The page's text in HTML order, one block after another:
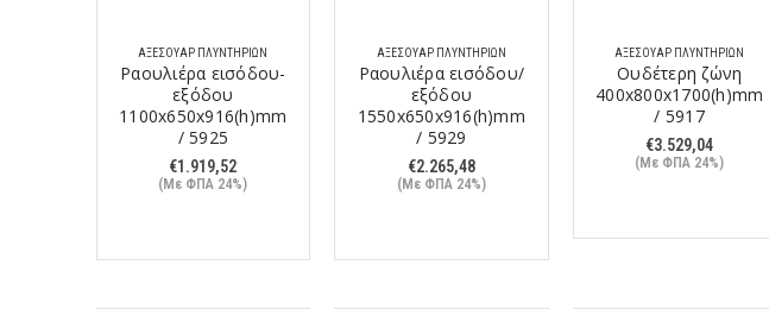
ΑΞΕΣΟΥΆΡ ΠΛΥΝΤΗΡΊΩΝ
Ραουλιέρα εισόδου-
εξόδου
1100x650x916(h)mm
/ 5925
€1.919,52
(Με ΦΠΑ 24%)
ΑΞΕΣΟΥΆΡ ΠΛΥΝΤΗΡΊΩΝ
Ραουλιέρα εισόδου/
εξόδου
1550x650x916(h)mm
/ 5929
€2.265,48
(Με ΦΠΑ 24%)
ΑΞΕΣΟΥΆΡ ΠΛΥΝΤΗΡΊΩΝ
Ουδέτερη ζώνη
400x800x1700(h)mm
/ 5917
€3.529,04
(Με ΦΠΑ 24%)